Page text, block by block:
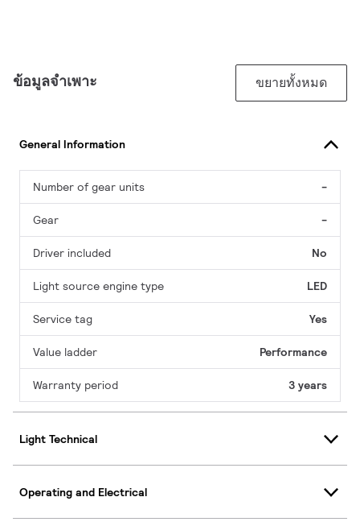
ข้อมูลจำเพาะ ขยายทั้งหมด
General Information
Number of gear units -
Gear -
Driver included No
Light source engine type LED
Service tag Yes
Value ladder Performance
Warranty period 3 years
Light Technical
Operating and Electrical